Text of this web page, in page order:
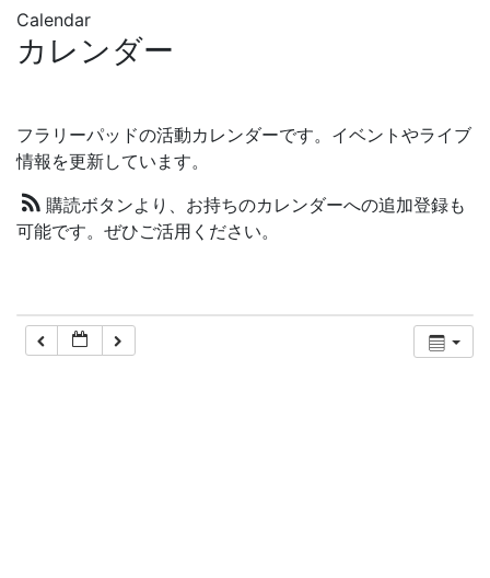
Calendar
カレンダー
フラリーパッドの活動カレンダーです。イベントやライブ
情報を更新しています。
購読ボタンより、お持ちのカレンダーへの追加登録も
可能です。ぜひご活用ください。